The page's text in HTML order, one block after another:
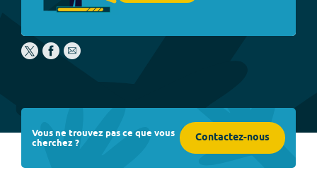
Vous ne trouvez pas ce que vous
cherchez ? Contactez-nous